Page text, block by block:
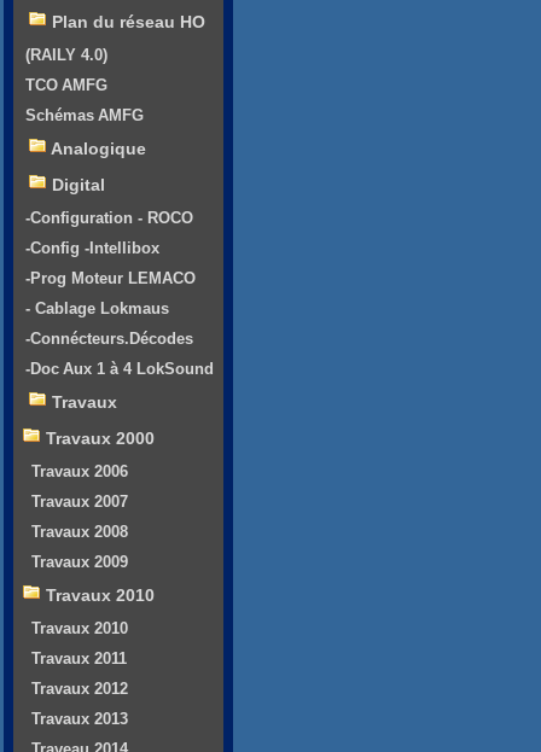
Plan du réseau HO
(RAILY 4.0)
TCO AMFG
Schémas AMFG
Analogique
Digital
-Configuration - ROCO
-Config -Intellibox
-Prog Moteur LEMACO
- Cablage Lokmaus
-Connécteurs.Décodes
-Doc Aux 1 à 4 LokSound
Travaux
Travaux 2000
Travaux 2006
Travaux 2007
Travaux 2008
Travaux 2009
Travaux 2010
Travaux 2010
Travaux 2011
Travaux 2012
Travaux 2013